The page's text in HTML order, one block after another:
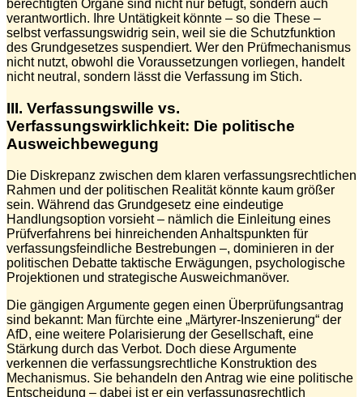
berechtigten Organe sind nicht nur befugt, sondern auch
verantwortlich. Ihre Untätigkeit könnte – so die These –
selbst verfassungswidrig sein, weil sie die Schutzfunktion
des Grundgesetzes suspendiert. Wer den Prüfmechanismus
nicht nutzt, obwohl die Voraussetzungen vorliegen, handelt
nicht neutral, sondern lässt die Verfassung im Stich.
III. Verfassungswille vs.
Verfassungswirklichkeit: Die politische
Ausweichbewegung
Die Diskrepanz zwischen dem klaren verfassungsrechtlichen
Rahmen und der politischen Realität könnte kaum größer
sein. Während das Grundgesetz eine eindeutige
Handlungsoption vorsieht – nämlich die Einleitung eines
Prüfverfahrens bei hinreichenden Anhaltspunkten für
verfassungsfeindliche Bestrebungen –, dominieren in der
politischen Debatte taktische Erwägungen, psychologische
Projektionen und strategische Ausweichmanöver.
Die gängigen Argumente gegen einen Überprüfungsantrag
sind bekannt: Man fürchte eine „Märtyrer-Inszenierung“ der
AfD, eine weitere Polarisierung der Gesellschaft, eine
Stärkung durch das Verbot. Doch diese Argumente
verkennen die verfassungsrechtliche Konstruktion des
Mechanismus. Sie behandeln den Antrag wie eine politische
Entscheidung – dabei ist er ein verfassungsrechtlich